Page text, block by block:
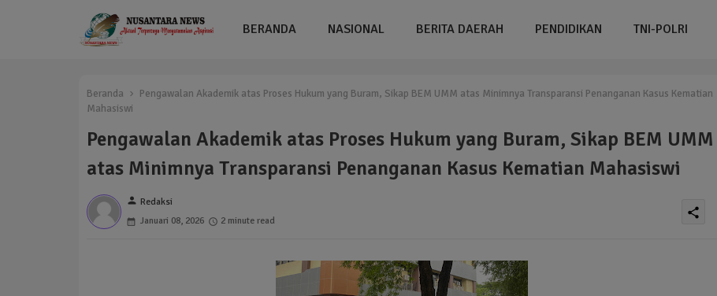
BERANDA NASIONAL BERITA DAERAH PENDIDIKAN TNI-POLRI
Beranda
Pengawalan Akademik atas Proses Hukum yang Buram, Sikap BEM UMM atas Minimnya Transparansi Penanganan Kasus Kematian
Mahasiswi
Pengawalan Akademik atas Proses Hukum yang Buram, Sikap BEM UMM
atas Minimnya Transparansi Penanganan Kasus Kematian Mahasiswi
person Redaksi
Januari 08, 2026
2 minute read
share